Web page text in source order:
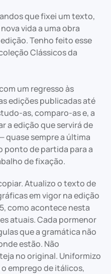
que fixei um texto,
vida a uma obra
Tenho feito esse
Clássicos da
um regresso às
edições publicadas até
as, comparo-as e, a
a edição que servirá de
quase sempre a última
ponto de partida para a
de fixação.
Atualizo o texto de
em vigor na edição
como acontece nesta
atuais. Cada pormenor
que a gramática não
estão. Não
no original. Uniformizo
emprego de itálicos,